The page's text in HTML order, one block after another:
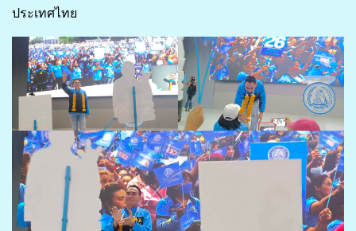
ประเทศไทย